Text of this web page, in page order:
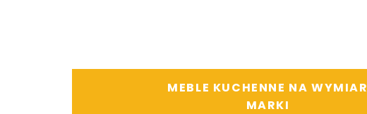
MEBLE KUCHENNE NA WYMIAR
MARKI